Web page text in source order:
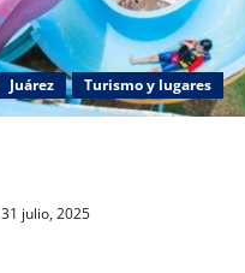
Juárez Turismo y lugares
31 julio, 2025